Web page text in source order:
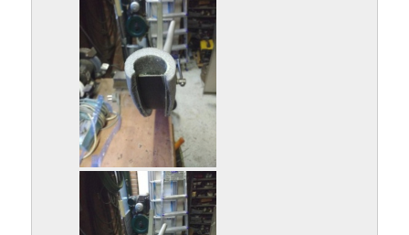
IMG_20181205_160915722.jpg